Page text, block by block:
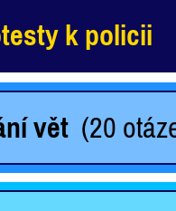
k policii
vět (20